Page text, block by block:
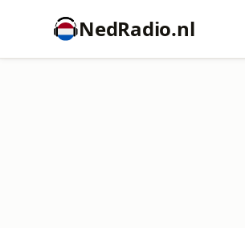
NedRadio.nl